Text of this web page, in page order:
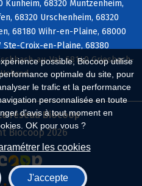
possible, Biocoop utilise
optimale du site, pour
le trafic et la performance
personnalisée en toute
d'avis à tout moment en
OK pour vous ?
les cookies
J'accepte
Kunheim, 68320 Muntzenheim,
68320 Urschenheim, 68320
68180 Wihr-en-Plaine, 68000
Ste-Croix-en-Plaine, 68380
au-Val, 68140 Griesbach-
réseau Biocoop
Biocoop 2026